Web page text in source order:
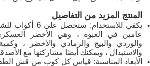
المنتج المزيد من التفاصيل
يكفي للاستخدام:
عامين في العبوة ، وهي الأخضر العسكري
والوردي والبيج والرمادي والأخضر ،
والاستبدال ، ويمكنك أيضًا مشاركتها مع